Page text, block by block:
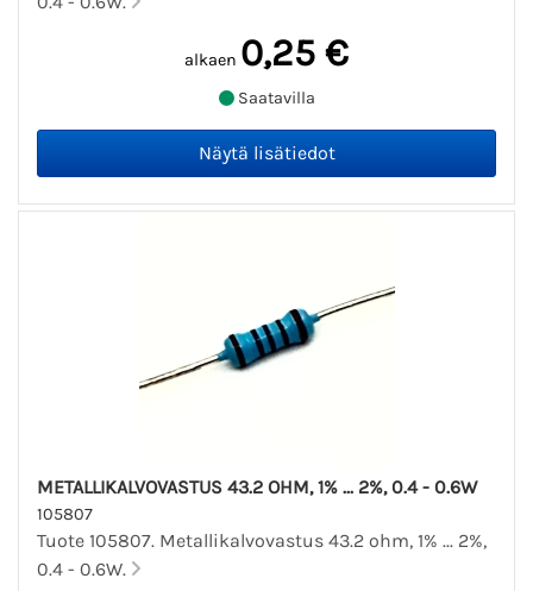
alkaen 0,25 €
Saatavilla
METALLIKALVOVASTUS 43.2 OHM, 1% ... 2%, 0.4 - 0.6W
105807
Tuote 105807. Metallikalvovastus 43.2 ohm, 1% ... 2%,
0.4 - 0.6W.